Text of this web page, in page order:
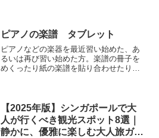
トで紹介している商品・サ...
ピアノの楽譜 タブレット
ピアノなどの楽器を最近習い始めた、あ
るいは再び習い始めた方。楽譜の冊子を
めくったり紙の楽譜を貼り合わせたりす
最適な機器は多くの演奏家...
【2025年版】シンガポールで大
人が行くべき観光スポット8選｜
静かに、優雅に楽しむ大人旅ガイ